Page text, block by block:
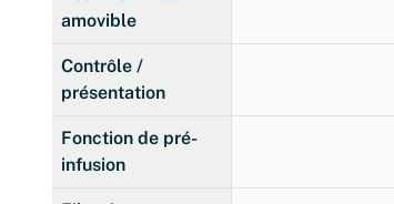
amovible
Contrôle /
présentation
Fonction de pré-
infusion